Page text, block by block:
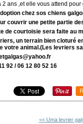
2 ans ,et elle vous attend
chez sos chiens
couvrir une petite partie
de courtoisie sera faite au
un terrain bien cloturé
votre animal.(Les levriers
92 / 06 12 80 52 16
<< Uma levrier